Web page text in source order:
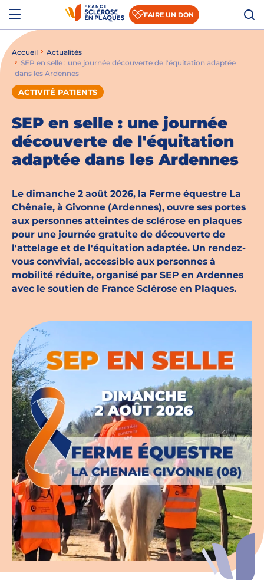
Aller au contenu
Aller à la recherche
FAIRE UN DON
Qui sommes-nous ?
S’informer sur la recherche
Nous rejoindre
Actualités
Espace presse
Espace chercheurs
Accueil
Actualités
SEP en selle : une journée découverte de l'équitation adaptée
dans les Ardennes
ACTIVITÉ PATIENTS
SEP en selle : une journée
découverte de l'équitation
adaptée dans les Ardennes
Le dimanche 2 août 2026, la Ferme équestre La
Chênaie, à Givonne (Ardennes), ouvre ses portes
aux personnes atteintes de sclérose en plaques
pour une journée gratuite de découverte de
l'attelage et de l'équitation adaptée. Un rendez-
vous convivial, accessible aux personnes à
mobilité réduite, organisé par SEP en Ardennes
avec le soutien de France Sclérose en Plaques.